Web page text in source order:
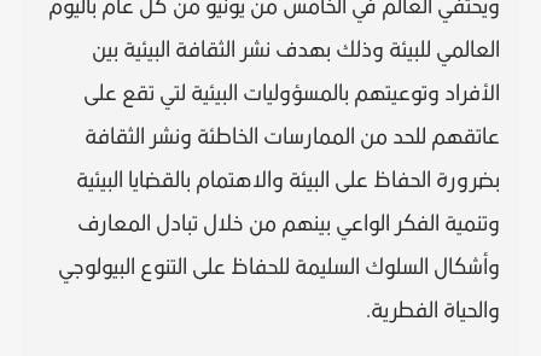
ويحتفي العالم في الخامس من يونيو من كل عام باليوم
العالمي للبيئة وذلك بهدف نشر الثقافة البيئية بين
الأفراد وتوعيتهم بالمسؤوليات البيئية لتي تقع على
عاتقهم للحد من الممارسات الخاطئة ونشر الثقافة
بضرورة الحفاظ على البيئة والاهتمام بالقضايا البيئية
وتنمية الفكر الواعي بينهم من خلال تبادل المعارف
وأشكال السلوك السليمة للحفاظ على التنوع البيولوجي
والحياة الفطرية.